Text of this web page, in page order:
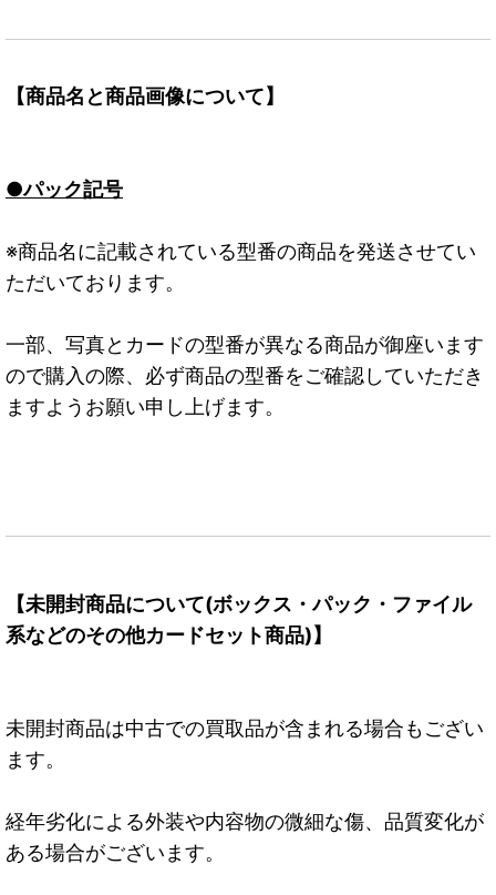
【商品名と商品画像について】
●パック記号
※商品名に記載されている型番の商品を発送させてい
ただいております。
一部、写真とカードの型番が異なる商品が御座います
ので購入の際、必ず商品の型番をご確認していただき
ますようお願い申し上げます。
【未開封商品について(ボックス・パック・ファイル
系などのその他カードセット商品)】
未開封商品は中古での買取品が含まれる場合もござい
ます。
経年劣化による外装や内容物の微細な傷、品質変化が
ある場合がございます。